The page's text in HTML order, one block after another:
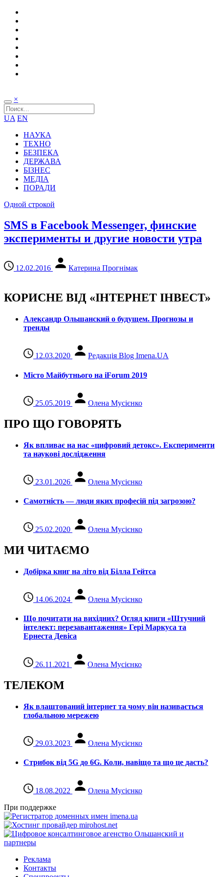
×
UA EN
НАУКА
ТЕХНО
БЕЗПЕКА
ДЕРЖАВА
БІЗНЕС
МЕДІА
ПОРАДИ
Одной строкой
SMS в Facebook Messenger, финские
эксперименты и другие новости утра
12.02.2016 Катерина Прогнімак
КОРИСНЕ ВІД «ІНТЕРНЕТ ІНВЕСТ»
Александр Ольшанский о будущем. Прогнозы и
тренды
12.03.2020 Редакція Blog Imena.UA
Місто Майбутнього на iForum 2019
25.05.2019 Олена Мусієнко
ПРО ЩО ГОВОРЯТЬ
Як впливає на нас «цифровий детокс». Експерименти
та наукові дослідження
23.01.2026 Олена Мусієнко
Самотність — люди яких професій під загрозою?
25.02.2020 Олена Мусієнко
МИ ЧИТАЄМО
Добірка книг на літо від Білла Гейтса
14.06.2024 Олена Мусієнко
Що почитати на вихідних? Огляд книги «Штучний
інтелект: перезавантаження» Гері Маркуса та
Ернеста Девіса
26.11.2021 Олена Мусієнко
ТЕЛЕКОМ
Як влаштований інтернет та чому він називається
глобальною мережею
29.03.2023 Олена Мусієнко
Стрибок від 5G до 6G. Коли, навіщо та що це даcть?
18.08.2022
Олена Мусієнко
При поддержке
Реклама
Контакты